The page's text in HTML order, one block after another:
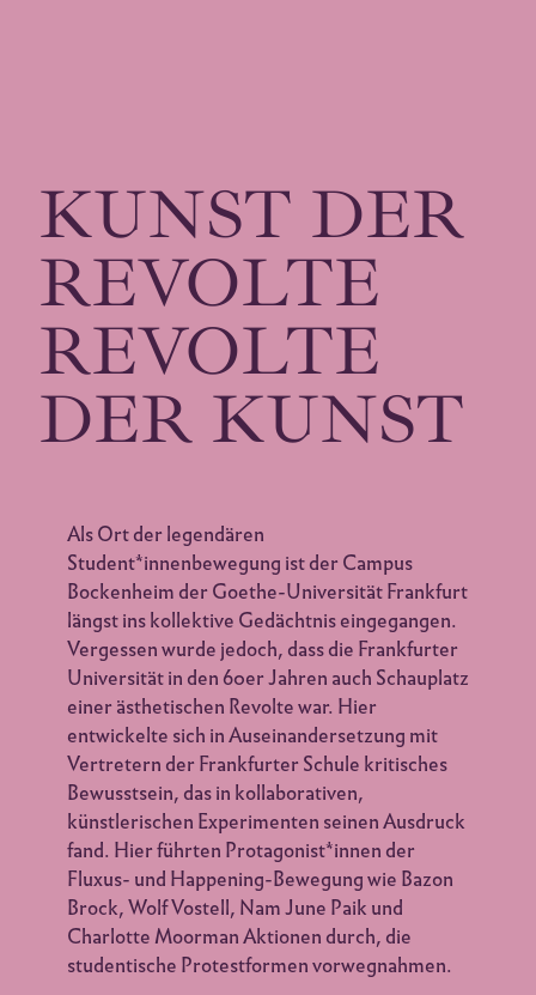
KUNST DER
REVOLTE
REVOLTE
DER KUNST
Als Ort der legendären
Student*innenbewegung ist der Campus
Bockenheim der Goethe-Universität Frankfurt
längst ins kollektive Gedächtnis eingegangen.
Vergessen wurde jedoch, dass die Frankfurter
Universität in den 60er Jahren auch Schauplatz
einer ästhetischen Revolte war. Hier
entwickelte sich in Auseinandersetzung mit
Vertretern der Frankfurter Schule kritisches
Bewusstsein, das in kollaborativen,
künstlerischen Experimenten seinen Ausdruck
fand. Hier führten Protagonist*innen der
Fluxus- und Happening-Bewegung wie Bazon
Brock, Wolf Vostell, Nam June Paik und
Charlotte Moorman Aktionen durch, die
studentische Protestformen vorwegnahmen.